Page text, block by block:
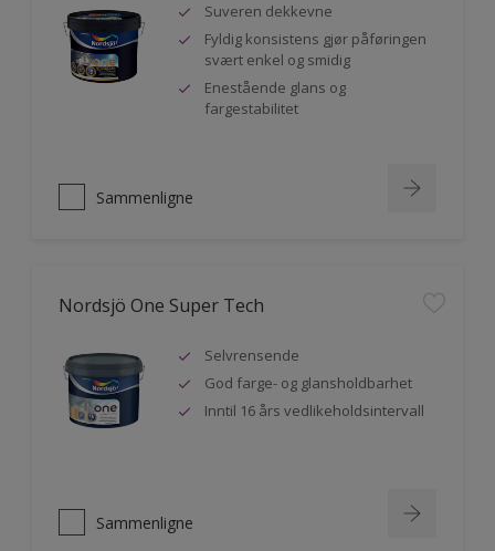
Suveren dekkevne
Fyldig konsistens gjør påføringen
svært enkel og smidig
Enestående glans og
fargestabilitet
Sammenligne
Nordsjö One Super Tech
Selvrensende
God farge- og glansholdbarhet
Inntil 16 års vedlikeholdsintervall
Sammenligne